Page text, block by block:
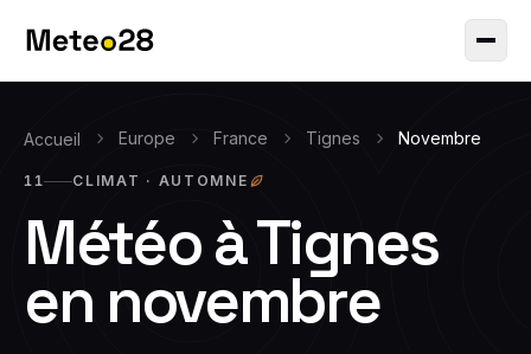
Accueil Europe France Tignes Novembre
11 CLIMAT · AUTOMNE
Météo àTignes
en novembre